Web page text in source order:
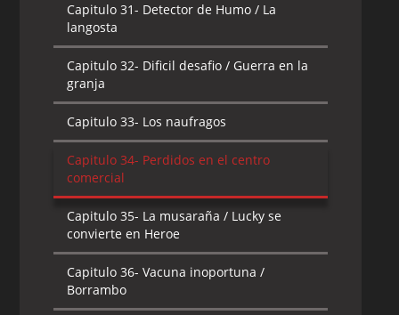
Capitulo 31- Detector de Humo / La
langosta
Capitulo 32- Dificil desafio / Guerra en la
granja
Capitulo 33- Los naufragos
Capitulo 34- Perdidos en el centro
comercial
Capitulo 35- La musaraña / Lucky se
convierte en Heroe
Capitulo 36- Vacuna inoportuna /
Borrambo